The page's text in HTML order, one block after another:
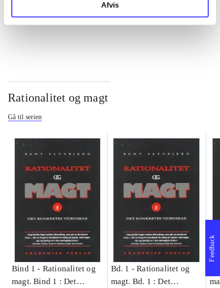
Afvis
Rationalitet og magt
Gå til serien
Bind 1 - Rationalitet og
magt. Bind 1 : Det
Bd. 1 -Rationalitet og
magt. Bd. 1 : Det
Feedback